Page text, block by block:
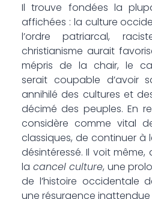
Il trouve fondées la
affichées : la culture
l’ordre patriarcal,
christianisme aurait
mépris de la chair, le
serait coupable d’avoir
annihilé des cultures et
décimé des peuples. En
considère comme vital
classiques, de continuer à
désintéressé. Il voit
la cancel culture, une
de l’histoire occidentale
une résurgence